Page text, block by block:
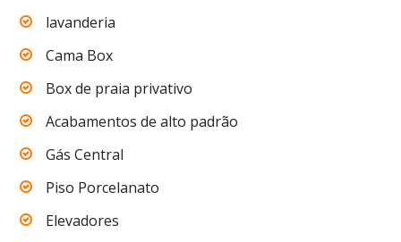
lavanderia
Cama Box
Box de praia privativo
Acabamentos de alto padrão
Gás Central
Piso Porcelanato
Elevadores